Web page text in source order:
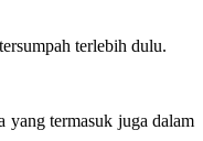
terlebih dulu.
yang termasuk juga dalam